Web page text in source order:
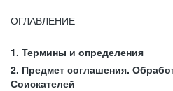
ОГЛАВЛЕНИЕ
1. Термины и определения
2. Предмет соглашения.
Соискателей